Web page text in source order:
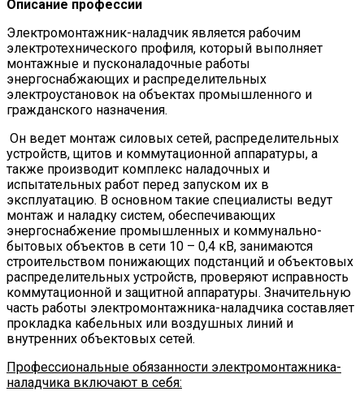
Описание профессии
Электромонтажник-наладчик является рабочим
электротехнического профиля, который выполняет
монтажные и пусконаладочные работы
энергоснабжающих и распределительных
электроустановок на объектах промышленного и
гражданского назначения.
Он ведет монтаж силовых сетей, распределительных
устройств, щитов и коммутационной аппаратуры, а
также производит комплекс наладочных и
испытательных работ перед запуском их в
эксплуатацию. В основном такие специалисты ведут
монтаж и наладку систем, обеспечивающих
энергоснабжение промышленных и коммунально-
бытовых объектов в сети 10 – 0,4 кВ, занимаются
строительством понижающих подстанций и объектовых
распределительных устройств, проверяют исправность
коммутационной и защитной аппаратуры. Значительную
часть работы электромонтажника-наладчика составляет
прокладка кабельных или воздушных линий и
внутренних объектовых сетей.
Профессиональные обязанности электромонтажника-
наладчика включают в себя: